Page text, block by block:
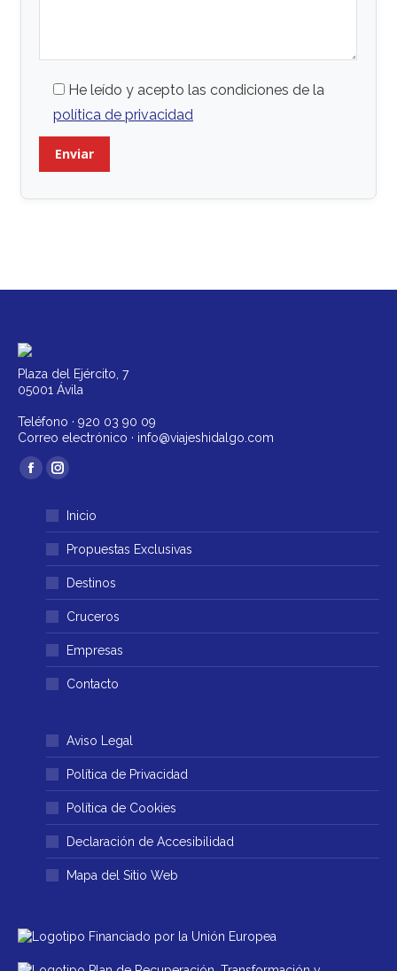
He leído y acepto las condiciones de la
política de privacidad
Plaza del Ejército, 7
05001 Ávila
Teléfono · 920 03 90 09
Correo electrónico · info@viajeshidalgo.com
Encuéntranos en:
Facebook
abre
una
ventana
Instagram
se
abre
en
una
ventana
Inicio
Propuestas Exclusivas
Destinos
Cruceros
Empresas
Contacto
Aviso Legal
Política de Privacidad
Política de Cookies
Declaración de Accesibilidad
Mapa del Sitio Web